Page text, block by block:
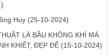
Huy (25-10-2024)
LÀ BẦU KHÔNG KHÍ MÀ
KHIẾT, ĐẸP ĐẼ (15-10-2024)